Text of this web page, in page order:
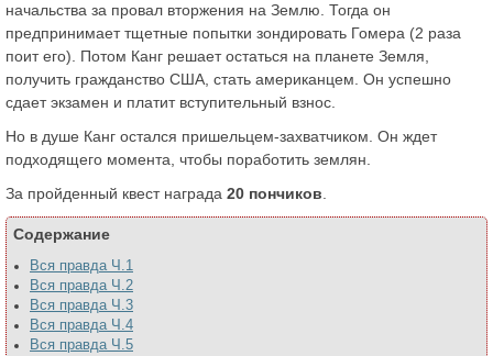
начальства за провал вторжения на Землю. Тогда он
предпринимает тщетные попытки зондировать Гомера (2 раза
поит его). Потом Канг решает остаться на планете Земля,
получить гражданство США, стать американцем. Он успешно
сдает экзамен и платит вступительный взнос.
Но в душе Канг остался пришельцем-захватчиком. Он ждет
подходящего момента, чтобы поработить землян.
За пройденный квест награда 20 пончиков
Содержание
Вся правда Ч.1
Вся правда Ч.2
Вся правда Ч.3
Вся правда Ч.4
Вся правда Ч.5